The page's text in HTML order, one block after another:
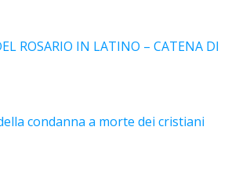
ROSARIO IN LATINO – CATENA DI
condanna a morte dei cristiani